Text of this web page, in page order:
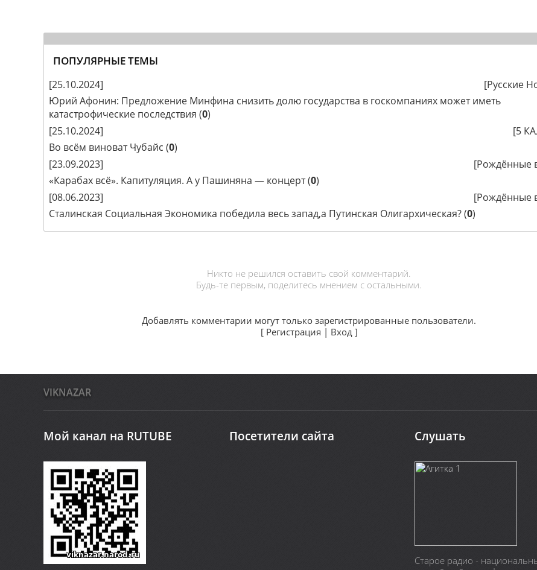
ПОПУЛЯРНЫЕ ТЕМЫ
[25.10.2024] [Русские
Юрий Афонин: Предложение Минфина снизить долю государства в госкомпаниях может иметь
катастрофические последствия (0)
[25.10.2024]
[5
Во всём виноват Чубайс (0)
[23.09.2023]
[Рождённые
«Карабах всё». Капитуляция. А у Пашиняна — концерт(0)
[08.06.2023]
[Рождённые
Сталинская Социальная Экономика победила весь запад,а Путинская Олигархическая?(0)
Никто не решился оставить свой комментарий.
Будь-те первым, поделитесь мнением с остальными.
Добавлять комментарии могут только зарегистрированные пользователи.
[ Регистрация | Вход]
VIKNAZAR
Мой канал на RUTUBE Посетители сайта Слушать
Старое радио -